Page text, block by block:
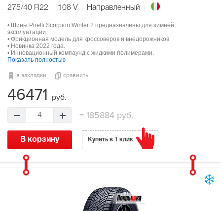
275/40 R22 108 V Направленный
• Шины Pirelli Scorpion Winter 2 предназначены для зимней
эксплуатации.
• Фрикционная модель для кроссоверов и внедорожников.
• Новинка 2022 года.
• Инновационный компаунд с жидкими полимерами.
Показать полностью
в закладки сравнить
46471 руб.
4 = 185884 руб.
В корзину Купить в 1 клик